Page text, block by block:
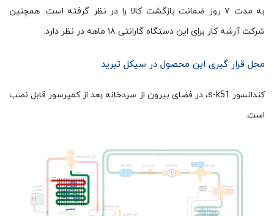
به مدت ۷ روز ضمانت بازگشت کالا را در نظر گرفته است. همچنین
شرکت آرشه کار برای این دستگاه گارانتی ۱۸ ماهه در نظر دارد.
محل قرار گیری این محصول در سیکل تبرید
کندانسور s-k51، در فضای بیرون از سردخانه بعد از کمپرسور قابل نصب
است.